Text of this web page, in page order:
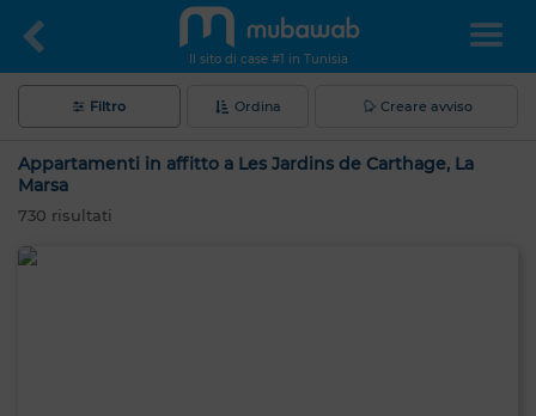
Il sito di case #1 in Tunisia
Filtro Ordina Creare avviso
Appartamenti in affitto a Les Jardins de Carthage, La
Marsa
730 risultati